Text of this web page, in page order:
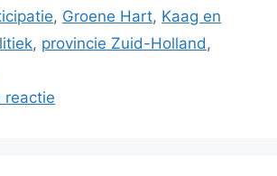
, Groene Hart, Kaag en
, provincie Zuid-Holland,
reactie